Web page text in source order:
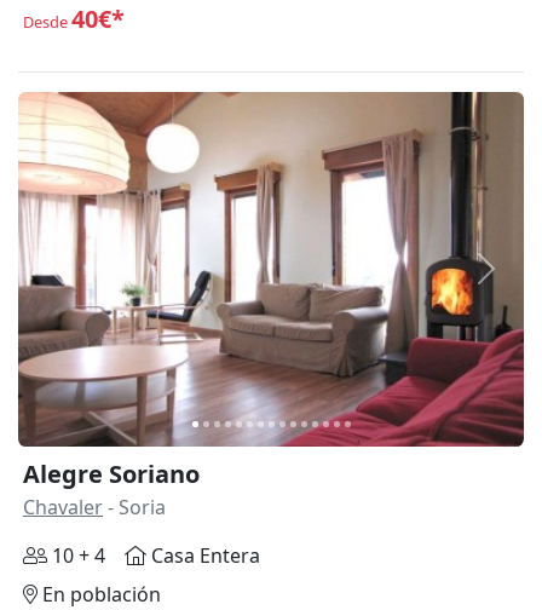
Desde40€*
Anterior
Alegre Soriano
Chavaler- Soria
10 + 4
Casa Entera
En población